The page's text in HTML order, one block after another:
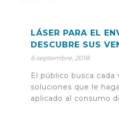
LÁSER PARA EL
DESCUBRE SUS
6 septembre, 2018
El público busca cada
soluciones que le
aplicado al consumo